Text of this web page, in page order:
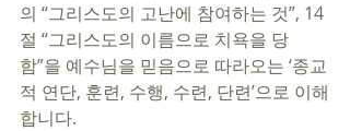
의 “그리스도의 고난에 참여하는 것”, 14
절 “그리스도의 이름으로 치욕을 당
함”을 예수님을 믿음으로 따라오는 ‘종교
적 연단, 훈련, 수행, 수련, 단련’으로 이해
합니다.